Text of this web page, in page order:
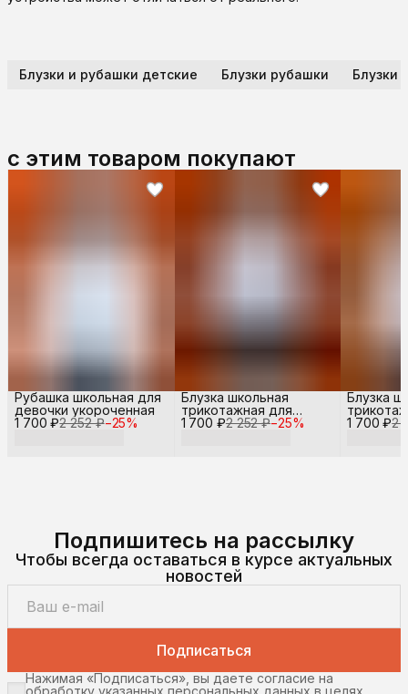
Блузки и рубашки детские Блузки рубашки Блузки
с этим товаром покупают
1 700 ₽2 252 ₽−25%
Рубашка школьная для
девочки укороченная
1 700 ₽2 252 ₽−25%
Блузка школьная
трикотажная для
девочки
1 700 ₽2
Блузка
девочки
Подпишитесь на рассылку
Чтобы всегда оставаться в курсе актуальных
новостей
Подписаться
Нажимая «Подписаться», вы даете согласие на